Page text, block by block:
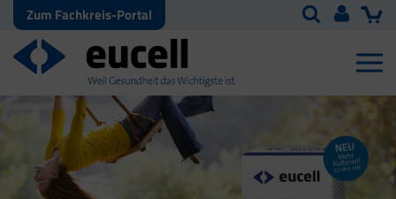
Zum Fachkreis-Portal